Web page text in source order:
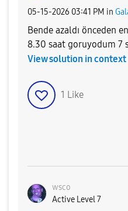
‎05-15-2026 03:41 PM in
Bende azaldı önceden
8.30 saat goruyodum 7
View solution in context
1 Like
wsco
Active Level 7